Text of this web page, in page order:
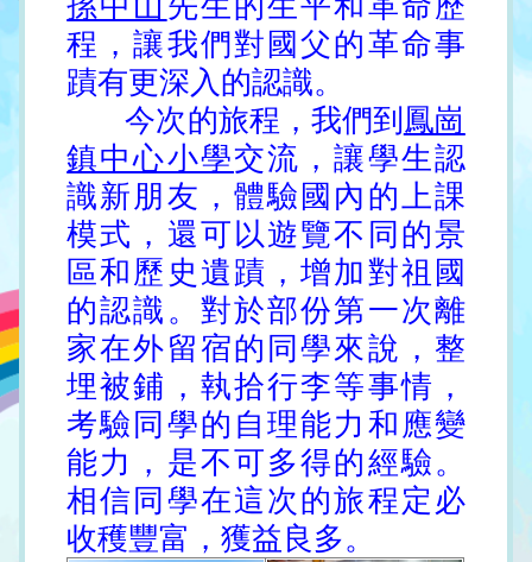
程，讓我們對國父的革命事
蹟有更深入的認識。
今次的旅程，我們到鳳崗
鎮中心小學交流，讓學生認
識新朋友，體驗國內的上課
模式，還可以遊覽不同的景
區和歷史遺蹟，增加對祖國
的認識。對於部份第一次離
家在外留宿的同學來說，整
埋被鋪，執拾行李等事情，
考驗同學的自理能力和應變
能力，是不可多得的經驗。
相信同學在這次的旅程定必
收穫豐富，獲益良多。